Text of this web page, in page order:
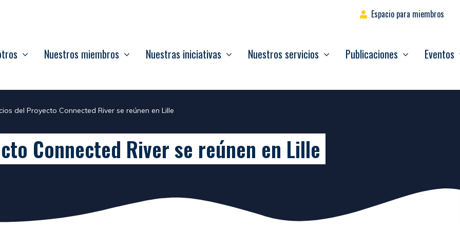
Espacio para miembros
Nuestros miembros Nuestras iniciativas Nuestros servicios Publicaciones Eventos
del Proyecto Connected River se reúnen en Lille
Connected River se reúnen en Lille